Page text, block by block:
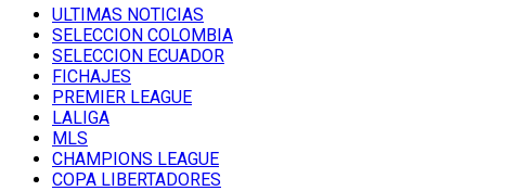
ULTIMAS NOTICIAS
SELECCION COLOMBIA
SELECCION ECUADOR
FICHAJES
PREMIER LEAGUE
LALIGA
MLS
CHAMPIONS LEAGUE
COPA LIBERTADORES